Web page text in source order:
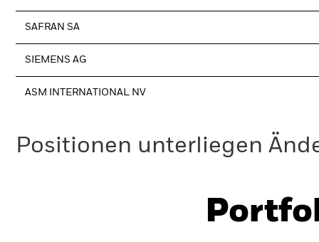
SAFRAN SA
SIEMENS AG
ASM INTERNATIONAL NV
Positionen unterliegen